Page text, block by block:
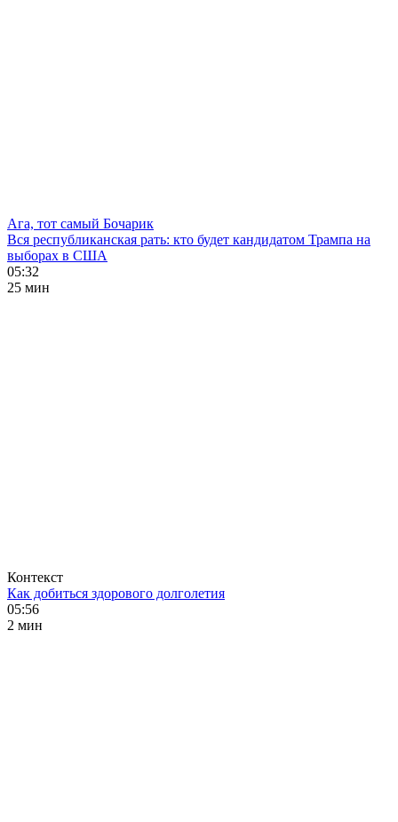
Ага, тот самый Бочарик
Вся республиканская рать: кто будет кандидатом Трампа на
выборах в США
05:32
25 мин
Контекст
Как добиться здорового долголетия
05:56
2 мин